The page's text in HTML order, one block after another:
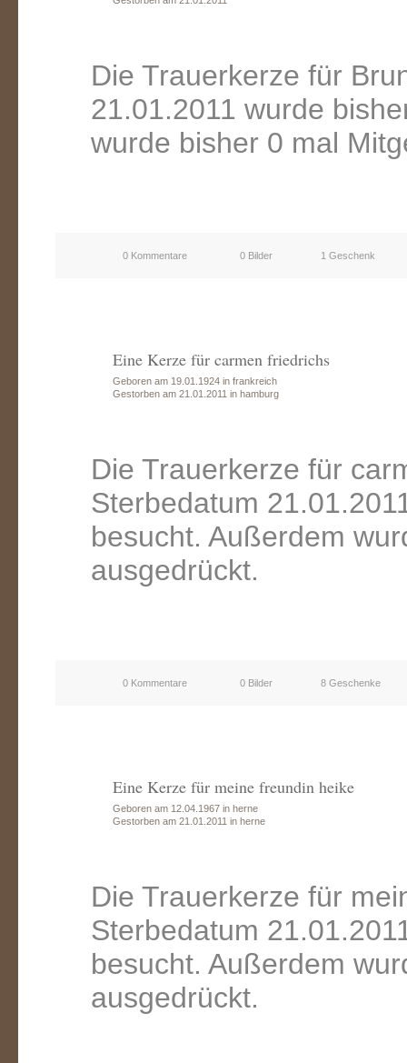
Die Trauerkerze für
21.01.2011 wurde
wurde bisher 0 mal
0 Kommentare 0 Bilder 1 Geschenk
Eine Kerze für carmen friedrichs
Geboren am 19.01.1924 in frankreich
Gestorben am 21.01.2011 in hamburg
Die Trauerkerze für
Sterbedatum
besucht. Außerdem
ausgedrückt.
0 Kommentare 0 Bilder 8 Geschenke
Eine Kerze für meine freundin heike
Geboren am 12.04.1967 in herne
Gestorben am 21.01.2011 in herne
Die Trauerkerze für
Sterbedatum
besucht. Außerdem
ausgedrückt.